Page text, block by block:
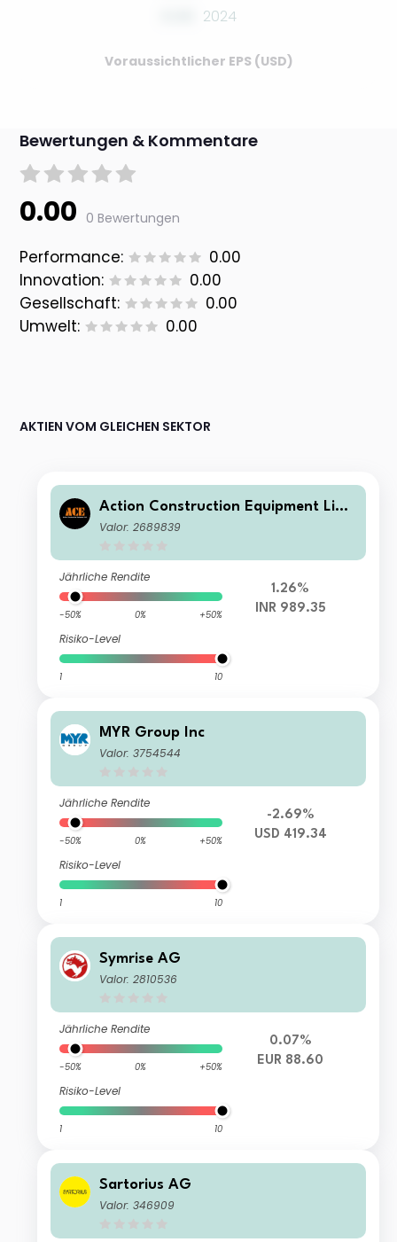
2024
Voraussichtlicher EPS (USD)
Bewertungen & Kommentare
0.00 0 Bewertungen
Performance:
0.00
Innovation:
0.00
Gesellschaft:
0.00
Umwelt:
0.00
AKTIEN VOM GLEICHEN SEKTOR
Action Construction Equipment Limi
ted
Valor: 2689839
Jährliche Rendite
-50% 0% +50%
Risiko-Level
1 10
1.26%
INR 989.35
MYR Group Inc
Valor: 3754544
Jährliche Rendite
-50% 0% +50%
Risiko-Level
1 10
-2.69%
USD 419.34
Symrise AG
Valor: 2810536
Jährliche Rendite
-50% 0% +50%
Risiko-Level
1 10
0.07%
EUR 88.60
Sartorius AG
Valor: 346909